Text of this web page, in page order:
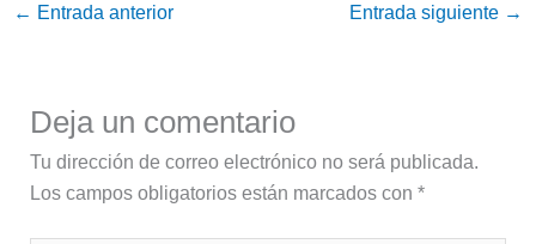
← Entrada anterior Entrada siguiente →
Deja un comentario
Tu dirección de correo electrónico no será publicada.
Los campos obligatorios están marcados con *